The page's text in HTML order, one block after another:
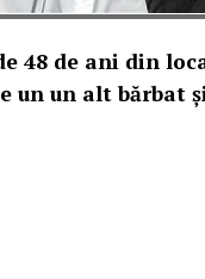
48 de ani din
un un alt bărbat